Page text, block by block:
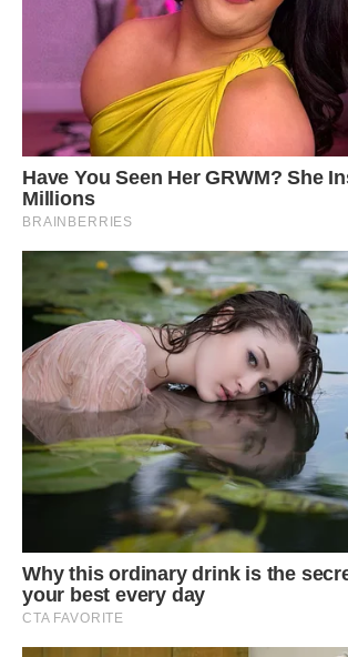
— Тимчасово. Потім знімемо щось своє.
— А коли потім?
— Ну не знаю. Назбираємо. Ти ж бачиш
Я бачила. Оренда у Чернівцях кусалася,
заробляли так, щоб легко тягнути окрему
працювала в маленькій студії, Артем мав
замовлення. Він був талановитий, але не
організований. Я тоді називала це
Пізніше — менш романтично.
Мама, коли дізналася, що я переїжджаю
житло, а в його родинний дім, одразу
— Ліно, ти будеш там не коханою
додатковими руками.